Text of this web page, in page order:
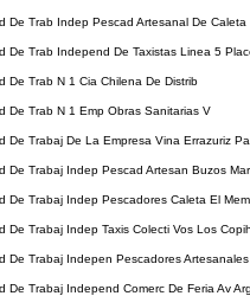
De Trab Indep Pescad Artesanal De Caleta
De Trab Independ De Taxistas Linea 5
De Trab N 1 Cia Chilena De Distrib
De Trab N 1 Emp Obras Sanitarias V
De Trabaj De La Empresa Vina Errazuriz
De Trabaj Indep Pescad Artesan Buzos
De Trabaj Indep Pescadores Caleta El
De Trabaj Indep Taxis Colecti Vos Los
De Trabaj Indepen Pescadores
De Trabaj Independ Comerc De Feria Av